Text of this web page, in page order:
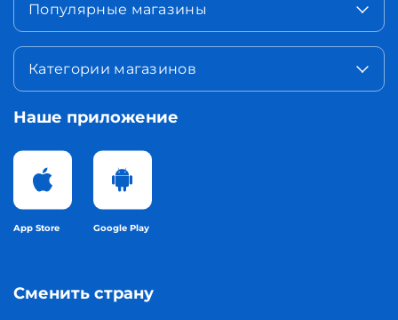
Популярные магазины
Категории магазинов
Наше приложение
App Store Google Play
Сменить страну